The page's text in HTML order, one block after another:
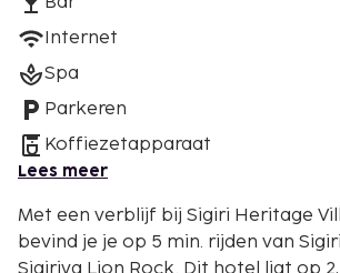
Internet
Spa
Parkeren
Koffiezetapparaat
Lees meer
Met een verblijf bij Sigiri Heritage
bevind je je op 5 min. rijden van